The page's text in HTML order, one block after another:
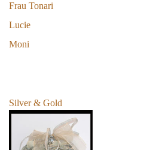
Frau Tonari
Lucie
Moni
Silver & Gold